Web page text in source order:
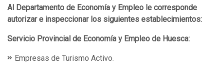
Al Departamento de Economía y Empleo le corresponde
autorizar e inspeccionar los siguientes establecimientos:
Servicio Provincial de Economía y Empleo de Huesca:
Empresas de Turismo Activo.